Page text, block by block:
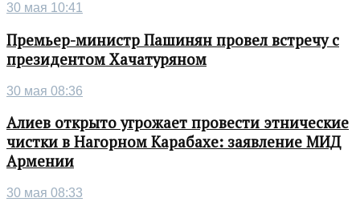
30 мая 10:41
Премьер-министр Пашинян провел встречу с
президентом Хачатуряном
30 мая 08:36
Алиев открыто угрожает провести этнические
чистки в Нагорном Карабахе: заявление МИД
Армении
30 мая 08:33